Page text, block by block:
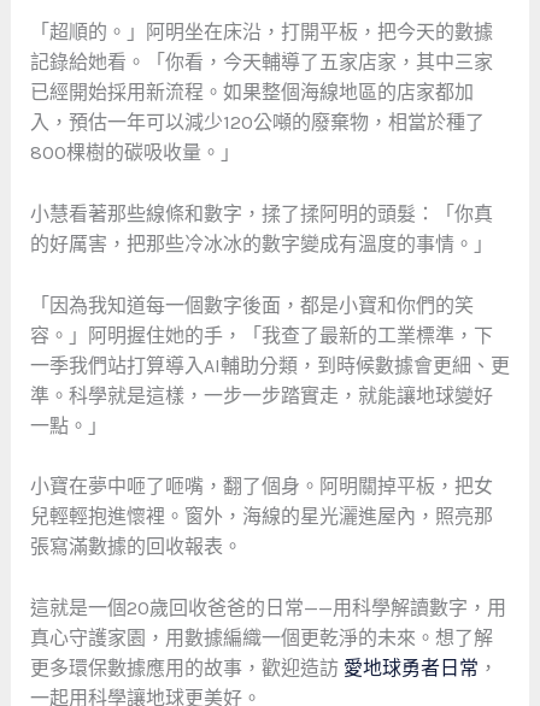
「超順的。」阿明坐在床沿，打開平板，把今天的數據
記錄給她看。「你看，今天輔導了五家店家，其中三家
已經開始採用新流程。如果整個海線地區的店家都加
入，預估一年可以減少120公噸的廢棄物，相當於種了
800棵樹的碳吸收量。」
小慧看著那些線條和數字，揉了揉阿明的頭髮：「你真
的好厲害，把那些冷冰冰的數字變成有溫度的事情。」
「因為我知道每一個數字後面，都是小寶和你們的笑
容。」阿明握住她的手，「我查了最新的工業標準，下
一季我們站打算導入AI輔助分類，到時候數據會更細、更
準。科學就是這樣，一步一步踏實走，就能讓地球變好
一點。」
小寶在夢中咂了咂嘴，翻了個身。阿明關掉平板，把女
兒輕輕抱進懷裡。窗外，海線的星光灑進屋內，照亮那
張寫滿數據的回收報表。
這就是一個20歲回收爸爸的日常——用科學解讀數字，用
真心守護家園，用數據編織一個更乾淨的未來。想了解
更多環保數據應用的故事，歡迎造訪 愛地球勇者日常 ，
一起用科學讓地球更美好。